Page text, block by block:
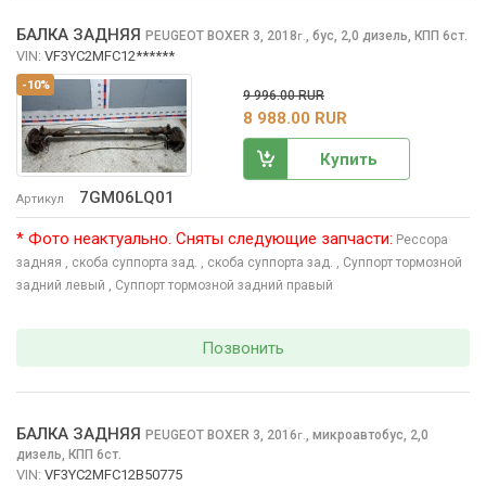
-10%
Артикул 7GM06LQ01
БАЛКА ЗАДНЯЯ PEUGEOT BOXER 3, 2018г. бус, 2,0 дизель, КПП 6ст.
VIN: VF3YC2MFC12******
9 996.00 RUR
8 988.00 RUR
Купить
* Фото неактуально. Сняты следующие запчасти: Рессора
задняя , скоба суппорта зад. , скоба суппорта зад. , Суппорт тормозной
задний левый , Суппорт тормозной задний правый
Позвонить
БАЛКА ЗАДНЯЯ PEUGEOT BOXER 3, 2016г. микроавтобус, 2,0
дизель, КПП 6ст.
VIN: VF3YC2MFC12B50775